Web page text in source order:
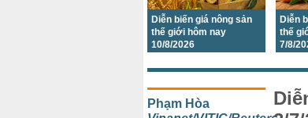
Diễn biến giá nông sản
thế giới hôm nay
10/8/2026
Diễn
thế
7/8/
Phạm Hòa